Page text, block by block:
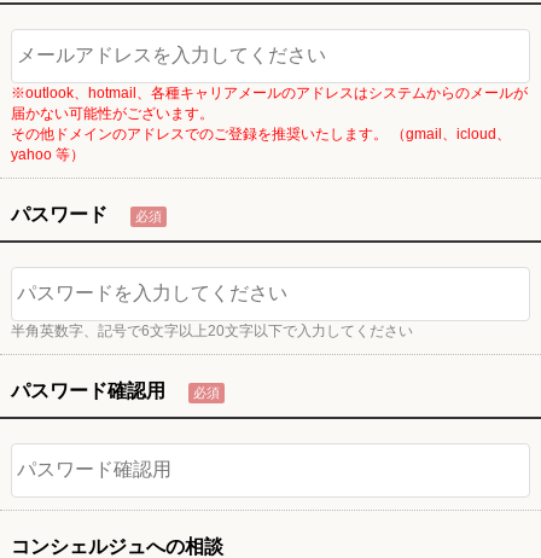
※outlook、hotmail、各種キャリアメールのアドレスはシステムからのメールが
届かない可能性がございます。
その他ドメインのアドレスでのご登録を推奨いたします。 （gmail、icloud、
yahoo 等）
パスワード 必須
半角英数字、記号で6文字以上20文字以下で入力してください
パスワード確認用 必須
コンシェルジュへの相談